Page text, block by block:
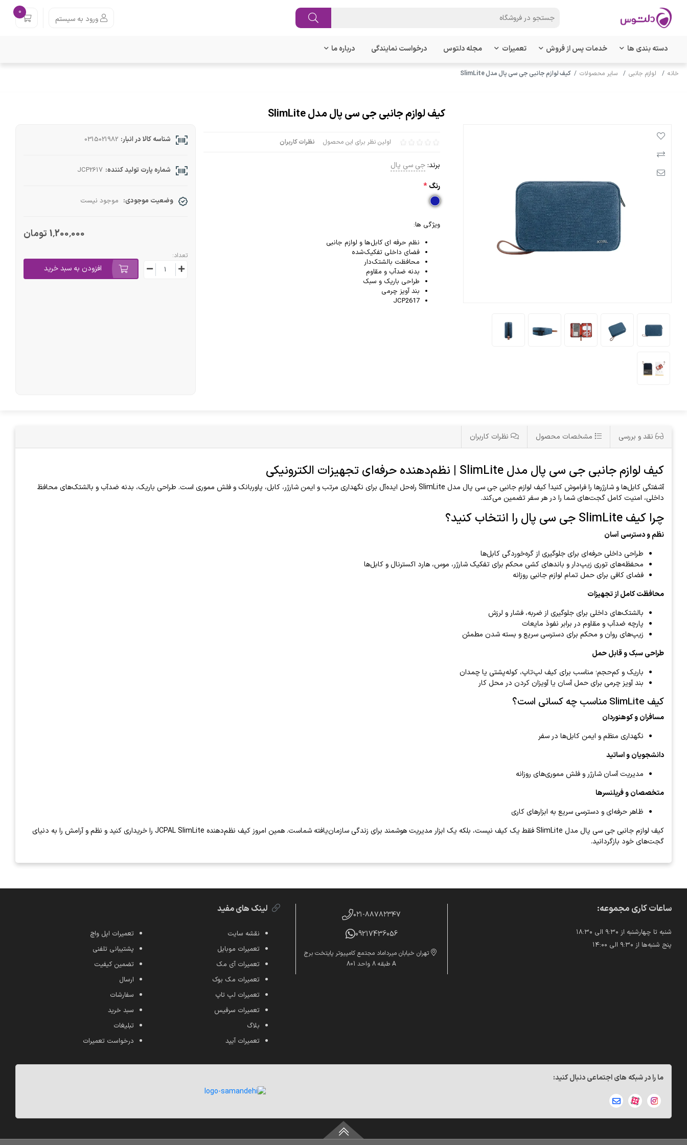
ورود به سیستم
0
دسته بندی ها خدمات پس از فروش تعمیرات مجله دلتوس درخواست نمایندگی درباره ما
خانه لوازم جانبی سایر محصولات کیف لوازم جانبی جی سی پال مدل SlimLite
کیف لوازم جانبی جی سی پال مدل SlimLite
اولین نظر برای این محصول نظرات کاربران
برند:جی سی پال
رنگ *
ویژگی ها:
نظم حرفه ای کابل‌ها و لوازم جانبی
فضای داخلی تفکیک‌شده
محافظت بالشتک‌دار
بدنه ضدآب و مقاوم
طراحی باریک و سبک
بند آویز چرمی
JCP2617
شناسه کالا در انبار: 0315021982
شماره پارت تولید کننده: JCP2617
وضعیت موجودی: موجود نیست
1٬200٬000 تومان
تعداد:
افزودن به سبد خرید
نقد و بررسی مشخصات محصول نظرات کاربران
کیف لوازم جانبی جی سی پال مدل SlimLite | نظم‌دهنده حرفه‌ای تجهیزات الکترونیکی
آشفتگی کابل‌ها و شارژرها را فراموش کنید! کیف لوازم جانبی جی سی پال مدل SlimLite راه‌حل ایده‌آل برای نگهداری مرتب و ایمن شارژر، کابل، پاوربانک و فلش مموری است. طراحی باریک، بدنه ضدآب و بالشتک‌های محافظ
داخلی، امنیت کامل گجت‌های شما را در هر سفر تضمین می‌کند.
چرا کیف SlimLite جی سی پال را انتخاب کنید؟
نظم و دسترسی آسان
طراحی داخلی حرفه‌ای برای جلوگیری از گره‌خوردگی کابل‌ها
محفظه‌های توری زیپ‌دار و باندهای کشی محکم برای تفکیک شارژر، موس، هارد اکسترنال و کابل‌ها
فضای کافی برای حمل تمام لوازم جانبی روزانه
محافظت کامل از تجهیزات
بالشتک‌های داخلی برای جلوگیری از ضربه، فشار و لرزش
پارچه ضدآب و مقاوم در برابر نفوذ مایعات
زیپ‌های روان و محکم برای دسترسی سریع و بسته شدن مطمئن
طراحی سبک و قابل حمل
باریک و کم‌حجم؛ مناسب برای کیف لپ‌تاپ، کوله‌پشتی یا چمدان
بند آویز چرمی برای حمل آسان یا آویزان کردن در محل کار
کیف SlimLite مناسب چه کسانی است؟
مسافران و کوهنوردان
نگهداری منظم و ایمن کابل‌ها در سفر
دانشجویان و اساتید
مدیریت آسان شارژر و فلش مموری‌های روزانه
متخصصان و فریلنسرها
ظاهر حرفه‌ای و دسترسی سریع به ابزارهای کاری
کیف لوازم جانبی جی سی پال مدل SlimLite فقط یک کیف نیست، بلکه یک ابزار مدیریت هوشمند برای زندگی سازمان‌یافته شماست. همین امروز کیف نظم‌دهنده JCPAL SlimLite را خریداری کنید و نظم و آرامش را به دنیای
گجت‌های خود بازگردانید.
ساعات کاری مجموعه:
شنبه تا چهارشنبه از ۹:۳۰ الی ۱۸:۳۰
پنج شنبه‌ها از ۹:۳۰ الی ۱۴:۰۰
۰۲۱-۸۸۷۸۲۳۴۷
09217436056
تهران خیابان میرداماد مجتمع کامپیوتر پایتخت برج
A طبقه 8 واحد 801
لینک های مفید
نقشه سایت
تعمیرات موبایل
تعمیرات آی مک
تعمیرات مک بوک
تعمیرات لپ تاپ
تعمیرات سرفیس
بلاگ
تعمیرات آیپد
تعمیرات اپل واچ
پشتیبانی تلفنی
تضمین کیفیت
ارسال
سفارشات
سبد خرید
تبلیغات
درخواست تعمیرات
ما را در شبکه های اجتماعی دنبال کنید: